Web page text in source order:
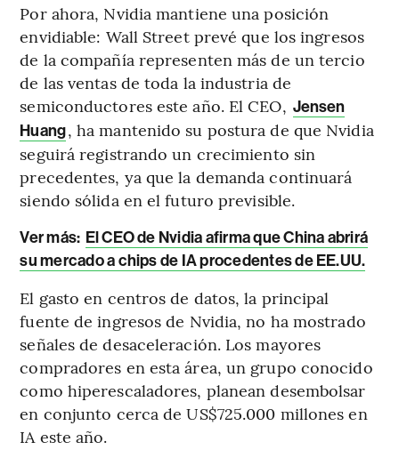
Por ahora, Nvidia mantiene una posición
envidiable: Wall Street prevé que los ingresos
de la compañía representen más de un tercio
de las ventas de toda la industria de
semiconductores este año. El CEO, Jensen
Huang, ha mantenido su postura de que Nvidia
seguirá registrando un crecimiento sin
precedentes, ya que la demanda continuará
siendo sólida en el futuro previsible.
Ver más: El CEO de Nvidia afirma que China abrirá
su mercado a chips de IA procedentes de EE.UU.
El gasto en centros de datos, la principal
fuente de ingresos de Nvidia, no ha mostrado
señales de desaceleración. Los mayores
compradores en esta área, un grupo conocido
como hiperescaladores, planean desembolsar
en conjunto cerca de US$725.000 millones en
IA este año.